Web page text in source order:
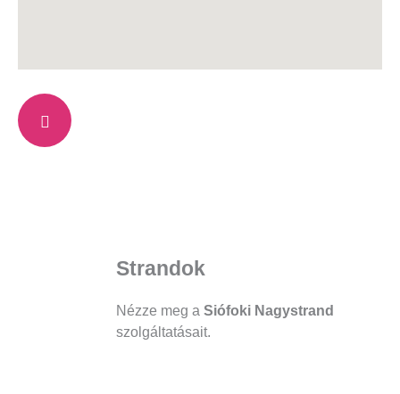
Strandok
Nézze meg a Siófoki Nagystrand
szolgáltatásait.